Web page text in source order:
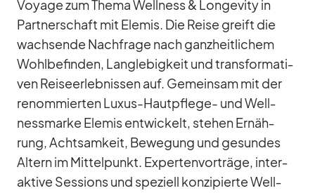
Voyage zum Thema Well­ness & Lon­ge­vity in
Part­ner­schaft mit El­emis. Die Reise greift die
wach­sende Nach­frage nach ganz­heit­li­chem
Wohl­be­fin­den, Lang­le­big­keit und trans­for­ma­ti­
ven Rei­se­er­leb­nis­sen auf. Ge­mein­sam mit der
re­nom­mier­ten Lu­xus-Haut­pflege- und Well­
ness­marke El­emis ent­wi­ckelt, ste­hen Er­näh­
rung, Acht­sam­keit, Be­we­gung und ge­sun­des
Al­tern im Mit­tel­punkt. Ex­per­ten­vor­träge, in­ter­
ak­tive Ses­si­ons und spe­zi­ell kon­zi­pierte Well­